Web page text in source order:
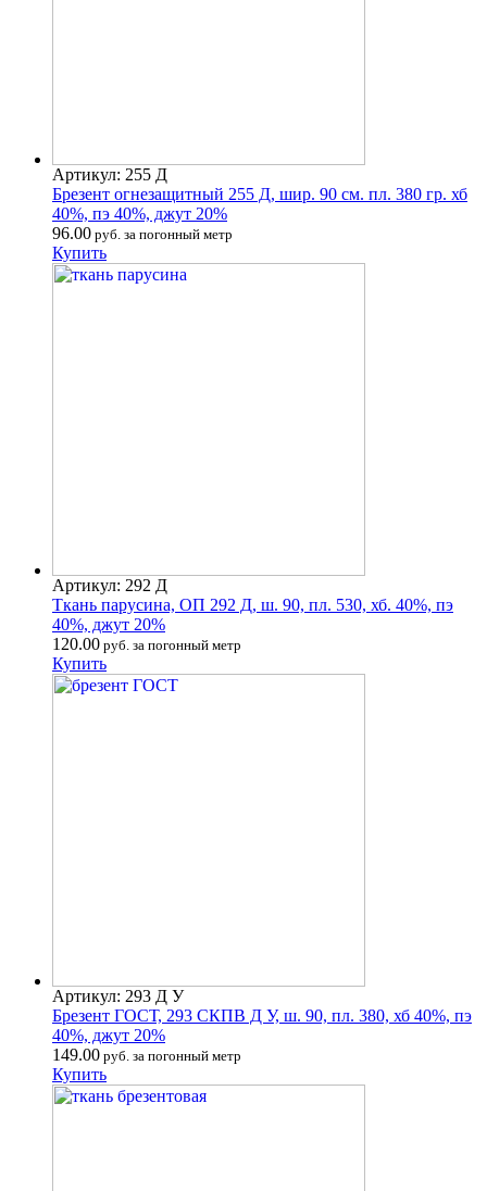
Артикул: 255 Д
Брезент огнезащитный 255 Д, шир. 90 см. пл. 380 гр. хб
40%, пэ 40%, джут 20%
96.00 руб. за погонный метр
Купить
Артикул: 292 Д
Ткань парусина, ОП 292 Д, ш. 90, пл. 530, хб. 40%, пэ
40%, джут 20%
120.00 руб. за погонный метр
Купить
Артикул: 293 Д У
Брезент ГОСТ, 293 СКПВ Д У, ш. 90, пл. 380, хб 40%, пэ
40%, джут 20%
149.00 руб. за погонный метр
Купить